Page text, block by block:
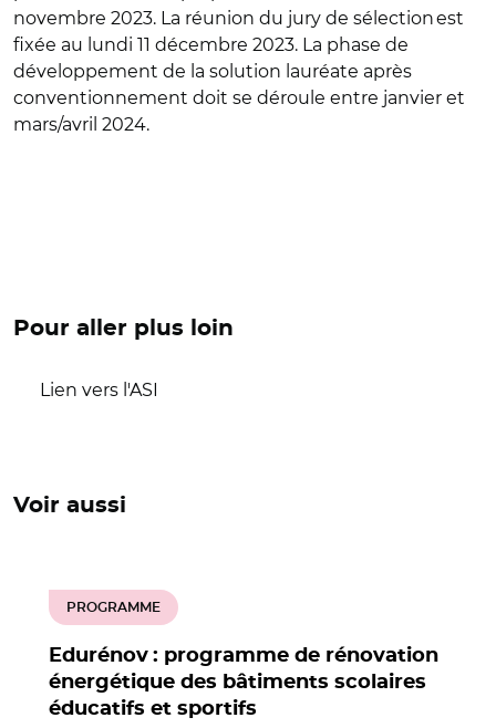
novembre 2023. La réunion du jury de sélection est
fixée au lundi 11 décembre 2023. La phase de
développement de la solution lauréate après
conventionnement doit se déroule entre janvier et
mars/avril 2024.
Pour aller plus loin
Lien vers l'ASI
Voir aussi
Edurénov : programme de rénovation
énergétique des bâtiments scolaires
éducatifs et sportifs
PROGRAMME